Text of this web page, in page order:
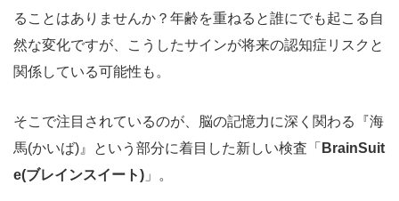
ることはありませんか？年齢を重ねると誰にでも起こる自
然な変化ですが、こうしたサインが将来の認知症リスクと
関係している可能性も。
そこで注目されているのが、脳の記憶力に深く関わる『海
馬(かいば)』という部分に着目した新しい検査「 BrainSuit
e(ブレインスイート) 」。